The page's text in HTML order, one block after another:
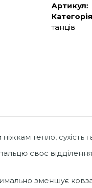
Артикул:
танців
тепло, сухість
своє
зменшує